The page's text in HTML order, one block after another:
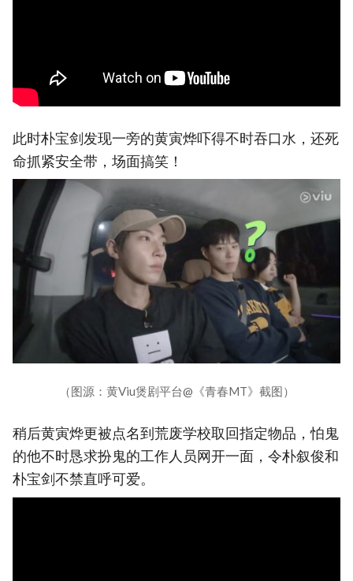
此时朴宝剑发现一旁的黄寅烨吓得不时吞口水，还死
命抓紧安全带，场面搞笑！
（图源：黄Viu煲剧平台@《青春MT》截图）
稍后黄寅烨更被点名到荒废学校取回指定物品，怕鬼
的他不时恳求扮鬼的工作人员网开一面，令朴叙俊和
朴宝剑不禁直呼可爱。